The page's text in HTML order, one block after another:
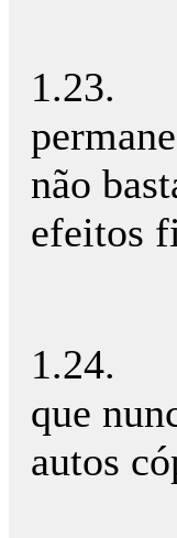
1.23. É
não
efeitos
1.24.
que
autos